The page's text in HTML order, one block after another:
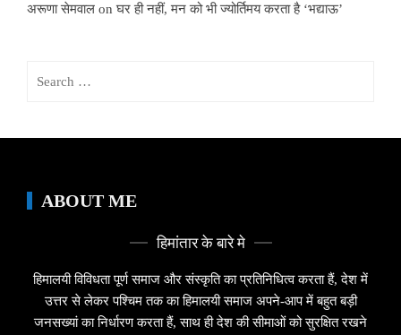
अरूणा सेमवाल onघर ही नहीं, मन को भी ज्योर्तिमय करता है ‘भद्याऊ’
ABOUT ME
हिमांतार के बारे मे
हिमालयी विविधता पूर्ण समाज और संस्कृति का प्रतिनिधित्व करता हैं, देश में
उत्तर से लेकर पश्चिम तक का हिमालयी समाज अपने-आप में बहुत बड़ी
जनसख्यां का निर्धारण करता हैं, साथ ही देश की सीमाओं को सुरक्षित रखने